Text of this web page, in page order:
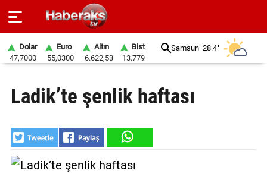
SPOR
YAŞAM
EKONOMİ
Dolar
47,7000
Euro
55,0300
Altın
6.622,53
Bist
13.779
Samsun 28.4°
Ladik’te şenlik haftası